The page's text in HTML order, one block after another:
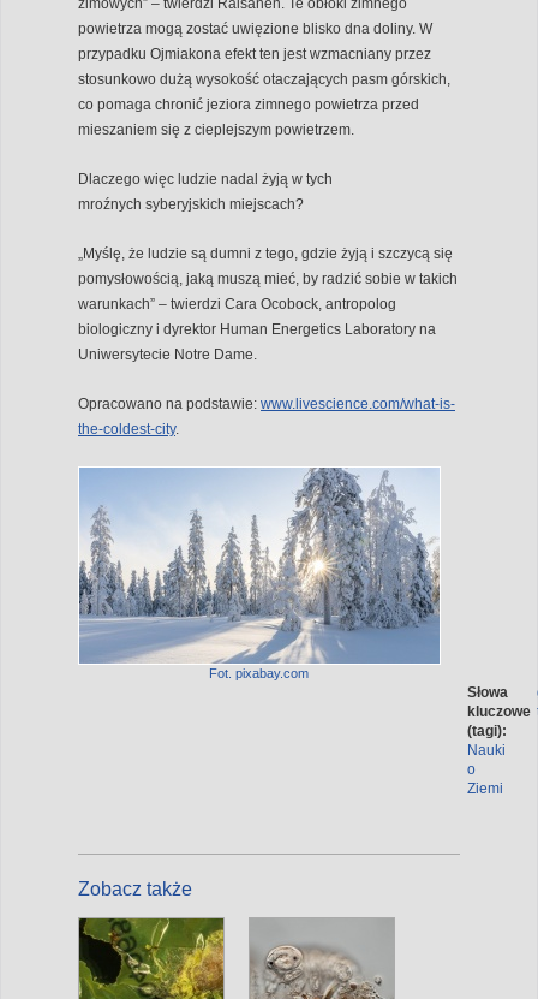
powietrza mogą zostać uwięzione blisko dna doliny. W
przypadku Ojmiakona efekt ten jest wzmacniany przez
stosunkowo dużą wysokość otaczających pasm górskich,
co pomaga chronić jeziora zimnego powietrza przed
mieszaniem się z cieplejszym powietrzem.
Dlaczego więc ludzie nadal żyją w tych
mroźnych syberyjskich miejscach?
„Myślę, że ludzie są dumni z tego, gdzie żyją i szczycą się
pomysłowością, jaką muszą mieć, by radzić sobie w takich
warunkach” – twierdzi Cara Ocobock, antropolog
biologiczny i dyrektor Human Energetics Laboratory na
Uniwersytecie Notre Dame.
Opracowano na podstawie: www.livescience.com/what-is-
the-coldest-city.
Fot. pixabay.com
Słowa
kluczowe
(tagi):
Nauki
o
Ziemi
Zobacz także